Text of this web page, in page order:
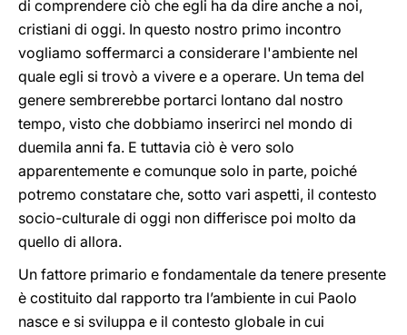
di comprendere ciò che egli ha da dire anche a noi,
cristiani di oggi. In questo nostro primo incontro
vogliamo soffermarci a considerare l'ambiente nel
quale egli si trovò a vivere e a operare. Un tema del
genere sembrerebbe portarci lontano dal nostro
tempo, visto che dobbiamo inserirci nel mondo di
duemila anni fa. E tuttavia ciò è vero solo
apparentemente e comunque solo in parte, poiché
potremo constatare che, sotto vari aspetti, il contesto
socio-culturale di oggi non differisce poi molto da
quello di allora.
Un fattore primario e fondamentale da tenere presente
è costituito dal rapporto tra l’ambiente in cui Paolo
nasce e si sviluppa e il contesto globale in cui